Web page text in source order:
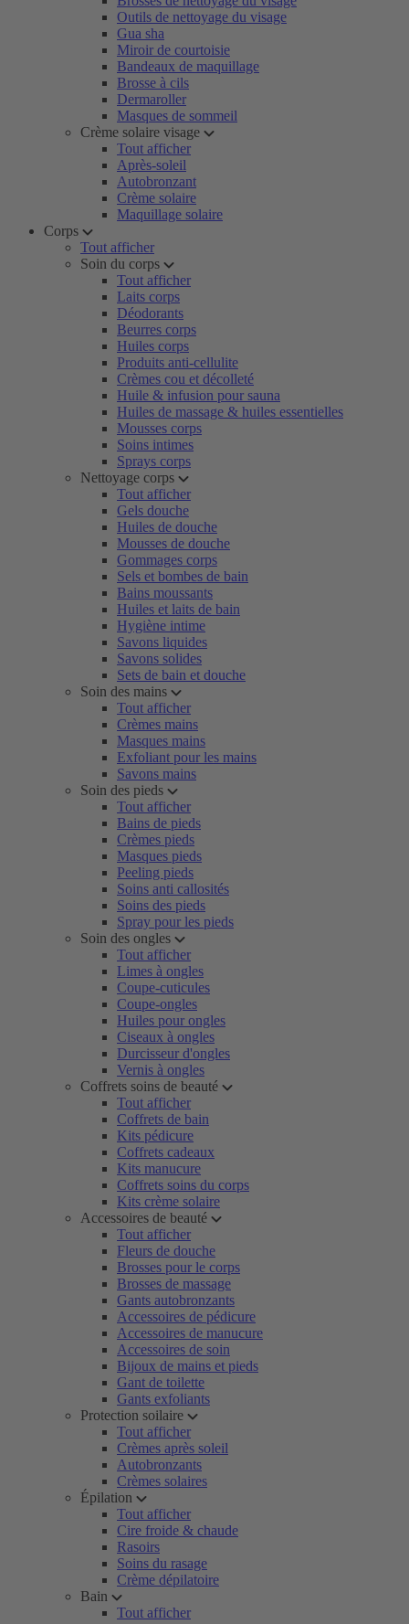
Outils de nettoyage du visage
Gua sha
Miroir de courtoisie
Bandeaux de maquillage
Brosse à cils
Dermaroller
Masques de sommeil
Crème solaire visage
Tout afficher
Après-soleil
Autobronzant
Crème solaire
Maquillage solaire
Corps
Tout afficher
Soin du corps
Tout afficher
Laits corps
Déodorants
Beurres corps
Huiles corps
Produits anti-cellulite
Crèmes cou et décolleté
Huile & infusion pour sauna
Huiles de massage & huiles essentielles
Mousses corps
Soins intimes
Sprays corps
Nettoyage corps
Tout afficher
Gels douche
Huiles de douche
Mousses de douche
Gommages corps
Sels et bombes de bain
Bains moussants
Huiles et laits de bain
Hygiène intime
Savons liquides
Savons solides
Sets de bain et douche
Soin des mains
Tout afficher
Crèmes mains
Masques mains
Exfoliant pour les mains
Savons mains
Soin des pieds
Tout afficher
Bains de pieds
Crèmes pieds
Masques pieds
Peeling pieds
Soins anti callosités
Soins des pieds
Spray pour les pieds
Soin des ongles
Tout afficher
Limes à ongles
Coupe-cuticules
Coupe-ongles
Huiles pour ongles
Ciseaux à ongles
Durcisseur d'ongles
Vernis à ongles
Coffrets soins de beauté
Tout afficher
Coffrets de bain
Kits pédicure
Coffrets cadeaux
Kits manucure
Coffrets soins du corps
Kits crème solaire
Accessoires de beauté
Tout afficher
Fleurs de douche
Brosses pour le corps
Brosses de massage
Gants autobronzants
Accessoires de pédicure
Accessoires de manucure
Accessoires de soin
Bijoux de mains et pieds
Gant de toilette
Gants exfoliants
Protection soilaire
Tout afficher
Crèmes après soleil
Autobronzants
Crèmes solaires
Épilation
Tout afficher
Cire froide & chaude
Rasoirs
Soins du rasage
Crème dépilatoire
Bain
Tout afficher